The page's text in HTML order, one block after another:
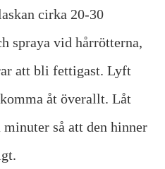
cirka 20-30
spraya vid hårrötterna,
att bli fettigast. Lyft
åt överallt. Låt
så att den hinner